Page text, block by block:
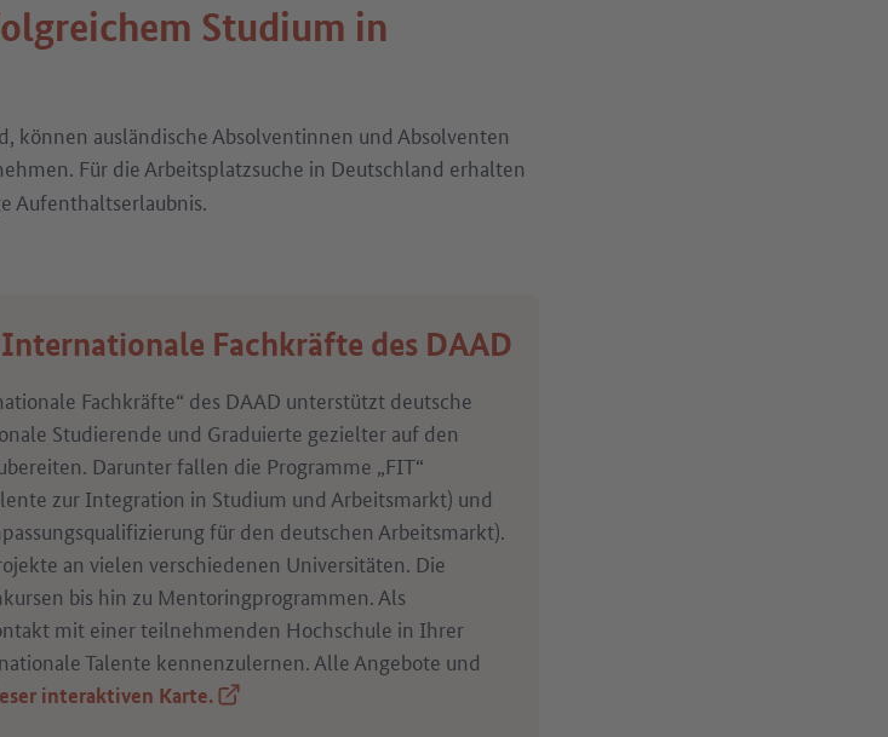
Studium in
können ausländische Absolventinnen und Absolventen
Für die Arbeitsplatzsuche in Deutschland erhalten
Aufenthaltserlaubnis.
Fachkräfte des DAAD
Fachkräfte“ des DAAD unterstützt deutsche
Studierende und Graduierte gezielter auf den
Darunter fallen die Programme „FIT“
zur Integration in Studium und Arbeitsmarkt) und
für den deutschen Arbeitsmarkt).
an vielen verschiedenen Universitäten. Die
bis hin zu Mentoringprogrammen. Als
mit einer teilnehmenden Hochschule in Ihrer
Talente kennenzulernen. Alle Angebote und
interaktiven Karte.(Externer Link)